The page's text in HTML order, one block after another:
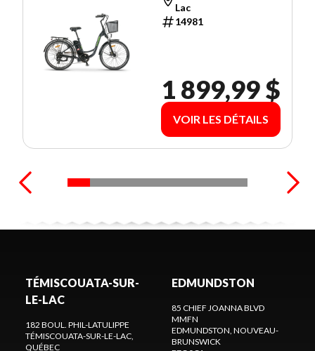
Lac
14981
1 899,99 $
VOIR LES DÉTAILS
TÉMISCOUATA-SUR-
LE-LAC
182 BOUL. PHIL-LATULIPPE
TÉMISCOUATA-SUR-LE-LAC
QUÉBEC
EDMUNDSTON
85 CHIEF JOANNA BLVD
MMFN
EDMUNDSTON , NOUVEAU-
BRUNSWICK